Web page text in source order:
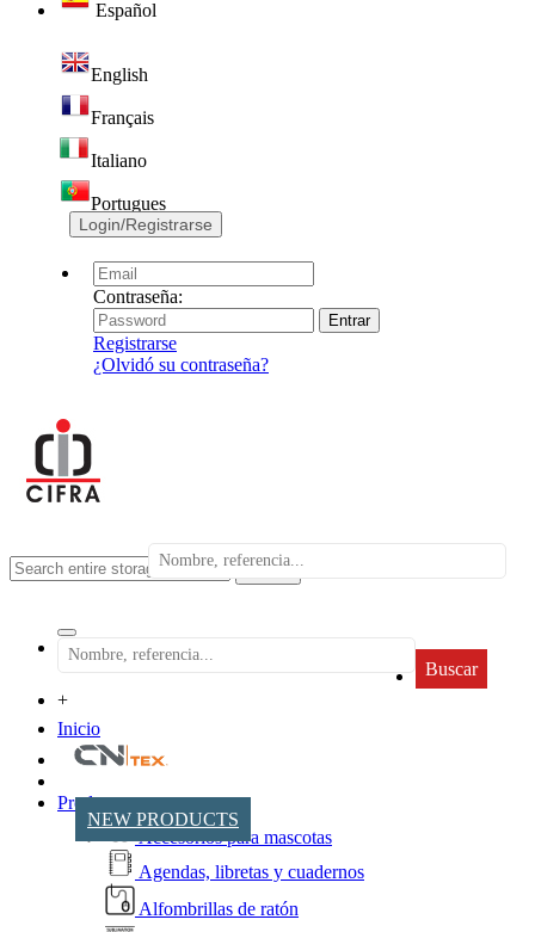
Español
English
Français
Italiano
Portugues
Login/Registrarse
Contraseña:
Registrarse
¿Olvidó su contraseña?
search
Buscar
+
Inicio
NEW PRODUCTS
Productos
Accesorios para mascotas
Agendas, libretas y cuadernos
Alfombrillas de ratón